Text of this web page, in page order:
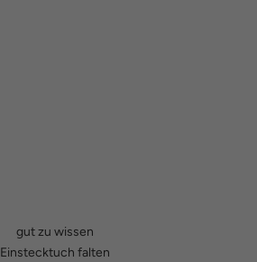
gut zu wissen
Einstecktuch falten